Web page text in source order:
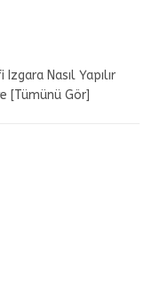
Nasıl Yapılır
[Tümünü Gör]